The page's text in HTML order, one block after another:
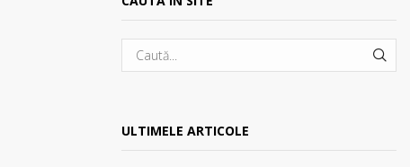
ULTIMELE ARTICOLE